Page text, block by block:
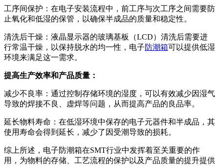
工序间保护：在电子安装流程中，前工序与次工序之间需要防
止氧化和低湿的保管，以确保半成品的质量和稳定性。
清洗后干燥：液晶显示器的玻璃基板（LCD）清洗后需要进
行常温干燥，以保持脱水的均一性，电子防潮箱可以提供低湿
环境来满足这一需求。
提高生产效率和产品质量：
减少不良率：通过控制存储环境的湿度，可以有效减少因湿气
导致的焊接不良、虚焊等问题，从而提高产品的良品率。
延长物料寿命：在低湿环境中保存的电子元器件和半成品，其
使用寿命会得到延长，减少了因受潮导致的损耗。
综上所述，电子防潮箱在SMT行业中发挥着至关重要的作
用，为物料的存储、工艺流程的保护以及产品质量的提升提供